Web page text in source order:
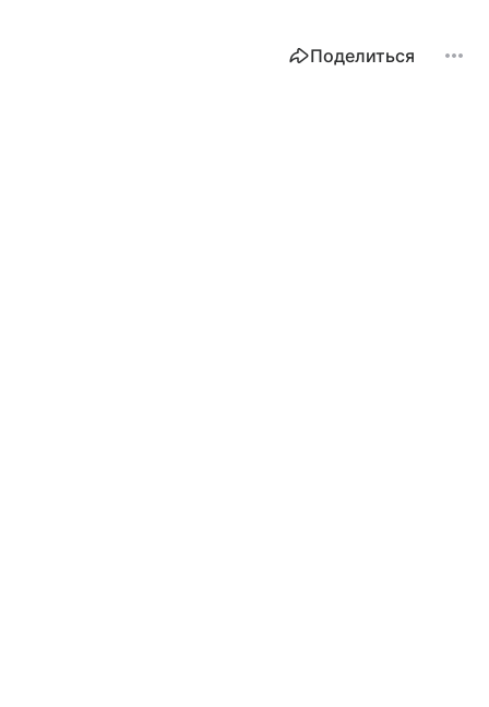
Поделиться